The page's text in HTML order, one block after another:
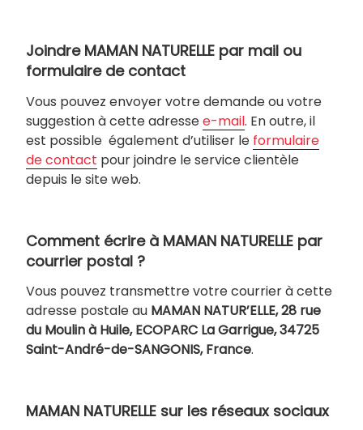
Joindre MAMAN NATURELLE par mail ou
formulaire de contact
Vous pouvez envoyer votre demande ou votre
suggestion à cette adressee-mail. En outre, il
est possible également d’utiliser le formulaire
de contact pour joindre le service clientèle
depuis le site web.
Comment écrire à MAMAN NATURELLE par
courrier postal ?
Vous pouvez transmettre votre courrier à cette
adresse postale au MAMAN NATUR’ELLE, 28 rue
du Moulin à Huile, ECOPARC La Garrigue, 34725
Saint-André-de-SANGONIS, France.
MAMAN NATURELLE sur les réseaux sociaux